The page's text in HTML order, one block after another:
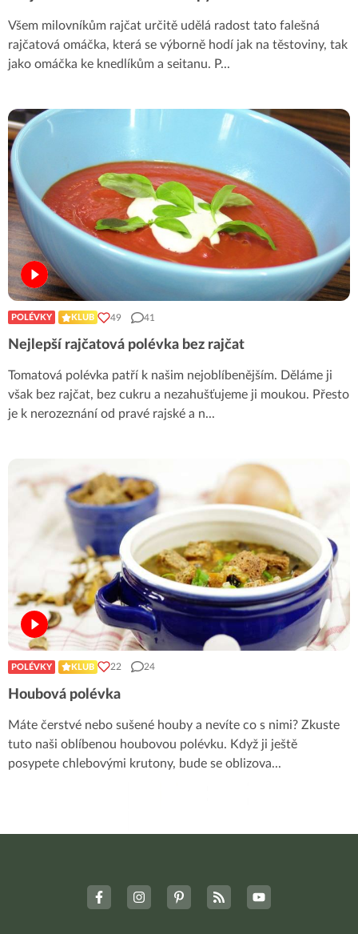
Všem milovníkům rajčat určitě udělá radost tato falešná
rajčatová omáčka, která se výborně hodí jak na těstoviny, tak
jako omáčka ke knedlíkům a seitanu. P...
POLÉVKY KLUB 49 41
Nejlepší rajčatová polévka bez rajčat
Tomatová polévka patří k našim nejoblíbenějším. Děláme ji
však bez rajčat, bez cukru a nezahušťujeme ji moukou. Přesto
je k nerozeznání od pravé rajské a n...
POLÉVKY KLUB 22 24
Houbová polévka
Máte čerstvé nebo sušené houby a nevíte co s nimi? Zkuste
tuto naši oblíbenou houbovou polévku. Když ji ještě
posypete chlebovými krutony, bude se oblizova...